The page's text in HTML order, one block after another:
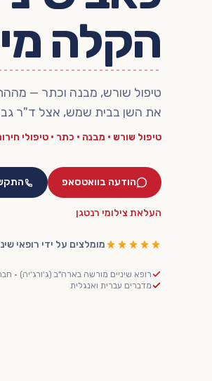
הקלה
טיפול שורש, מבנה וכתר —
את השן בבית שמש, אצל ד"ר
טיפול שורש • מבנה • כתר • טיפולי
הודעה בוואטסאפ
העלאת צילומי רנטגן
מומלצים על ידי רופאי
רופא שיניים מורשה בארה"ב (ג'ורג'יה) ·
מדברים עברית ואנגלית